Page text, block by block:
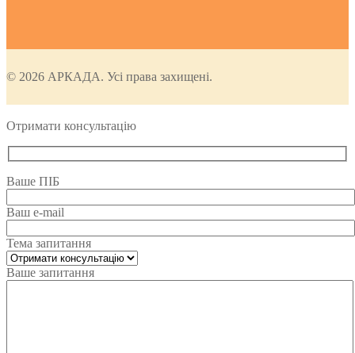
© 2026 АРКАДА. Усі права захищені.
Отримати консультацію
Ваше ПІБ
Ваш e-mail
Тема запитання
Ваше запитання